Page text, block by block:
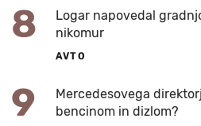
8
Logar napovedal
nikomur
AVTO
9
Mercedesovega
bencinom in dizlom?